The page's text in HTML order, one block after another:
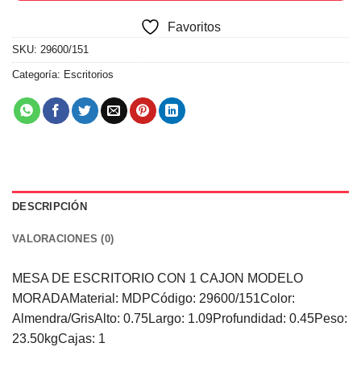
Favoritos
SKU: 29600/151
Categoría: Escritorios
DESCRIPCIÓN
VALORACIONES (0)
MESA DE ESCRITORIO CON 1 CAJON MODELO
MORADAMaterial: MDPCódigo: 29600/151Color:
Almendra/GrisAlto: 0.75Largo: 1.09Profundidad: 0.45Peso:
23.50kgCajas: 1